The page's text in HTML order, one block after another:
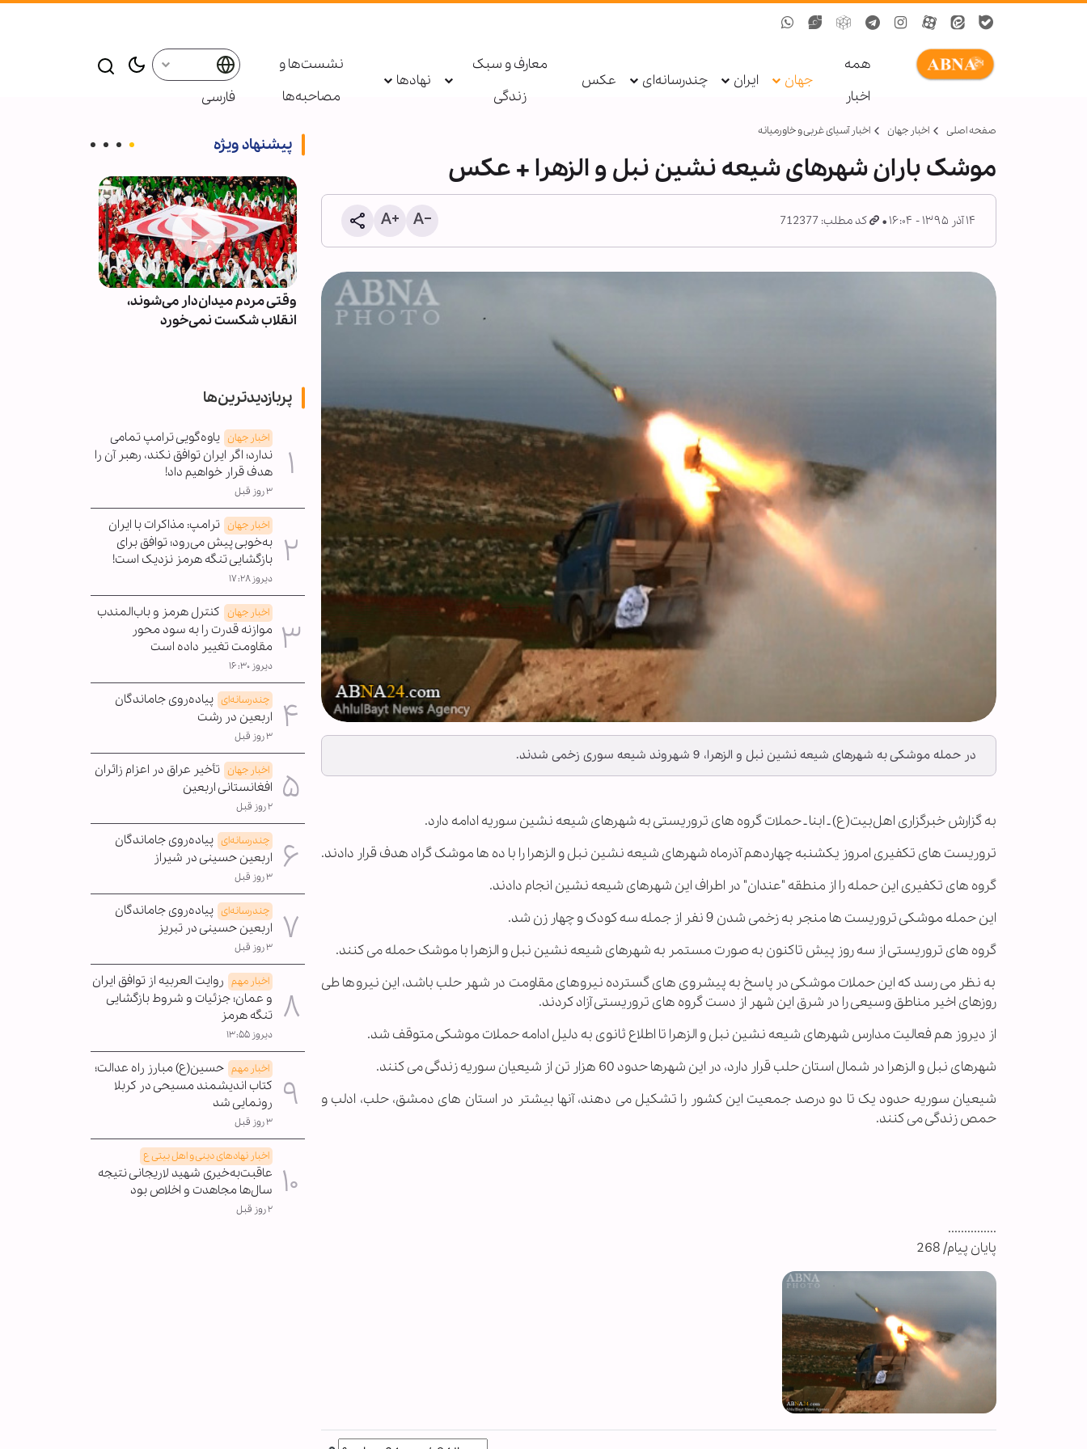
همه
اخبار
جهان ایران چندرسانه‌ای عکس
معارف و سبک
زندگی
نهادها
نشست‌ها و
مصاحبه‌ها
فارسی
صفحه اصلی اخبار جهان اخبار آسیای غربی و خاورمیانه
موشک باران شهرهای شیعه نشین نبل و الزهرا + عکس
۱۴ آذر ۱۳۹۵ - ۱۶:۰۴ کد مطلب: 712377
در حمله موشکی به شهرهای شیعه نشین نبل و الزهرا، 9 شهروند شیعه سوری زخمی شدند.
به گزارش خبرگزاری اهل‌بیت(ع) ـ ابنا ـ حملات گروه های تروریستی به شهرهای شیعه نشین سوریه ادامه دارد.
تروریست های تکفیری امروز یکشنبه چهاردهم آذرماه شهرهای شیعه نشین نبل و الزهرا را با ده ها موشک گراد هدف قرار دادند.
گروه های تکفیری این حمله را از منطقه "عندان" در اطراف این شهرهای شیعه نشین انجام دادند.
این حمله موشکی تروریست ها منجر به زخمی شدن 9 نفر از جمله سه کودک و چهار زن شد.
گروه های تروریستی از سه روز پیش تاکنون به صورت مستمر به شهرهای شیعه نشین نبل و الزهرا با موشک حمله می کنند.
به نظر می رسد که این حملات موشکی در پاسخ به پیشروی های گسترده نیروهای مقاومت در شهر حلب باشد، این نیروها طی
روزهای اخیر مناطق وسیعی را در شرق این شهر از دست گروه های تروریستی آزاد کردند.
از دیروز هم فعالیت مدارس شهرهای شیعه نشین نبل و الزهرا تا اطلاع ثانوی به دلیل ادامه حملات موشکی متوقف شد.
شهرهای نبل و الزهرا در شمال استان حلب قرار دارد، در این شهرها حدود 60 هزار تن از شیعیان سوریه زندگی می کنند.
شیعیان سوریه حدود یک تا دو درصد جمعیت این کشور را تشکیل می دهند، آنها بیشتر در استان های دمشق، حلب، ادلب و
حمص زندگی می کنند.
...............
پایان پیام/ 268
پیشنهاد ویژه
سکینه مؤمنان در طوفان ترور و
فشار
وقتی مردم میدان‌دار می‌شوند،
انقلاب شکست نمی‌خورد
پربازدیدترین‌ها
اخبار جهان یاوه‌گویی ترامپ تمامی
ندارد؛ اگر ایران توافق نکند، رهبر آن را
هدف قرار خواهیم داد!
۳ روز قبل
اخبار جهان ترامپ: مذاکرات با ایران
به‌خوبی پیش می‌رود؛ توافق برای
بازگشایی تنگه هرمز نزدیک است!
دیروز ۱۷:۲۸
اخبار جهان کنترل هرمز و باب‌المندب
موازنه قدرت را به سود محور
مقاومت تغییر داده است
دیروز ۱۶:۳۰
چندرسانه‌ای پیاده‌روی جاماندگان
اربعین در رشت
۳ روز قبل
اخبار جهان تأخیر عراق در اعزام زائران
افغانستانی اربعین
۲ روز قبل
چندرسانه‌ای پیاده‌روی جاماندگان
اربعین حسینی در شیراز
۳ روز قبل
چندرسانه‌ای پیاده‌روی جاماندگان
اربعین حسینی در تبریز
۳ روز قبل
اخبار مهم روایت العربیه از توافق ایران
و عمان؛ جزئیات و شروط بازگشایی
تنگه هرمز
دیروز ۱۳:۵۵
اخبار مهم حسین(ع) مبارز راه عدالت؛
کتاب اندیشمند مسیحی در کربلا
رونمایی شد
۳ روز قبل
اخبار نهادهای دینی و اهل بیتی ع
عاقبت‌به‌خیری شهید لاریجانی نتیجه
سال‌ها مجاهدت و اخلاص بود
۲ روز قبل